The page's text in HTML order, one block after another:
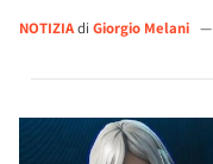
NOTIZIAdi Giorgio Melani —